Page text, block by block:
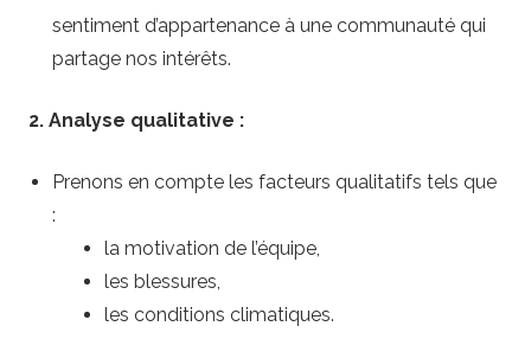
sentiment d’appartenance à une communauté qui
partage nos intérêts.
2. Analyse qualitative :
Prenons en compte les facteurs qualitatifs tels que
:
la motivation de l’équipe,
les blessures,
les conditions climatiques.